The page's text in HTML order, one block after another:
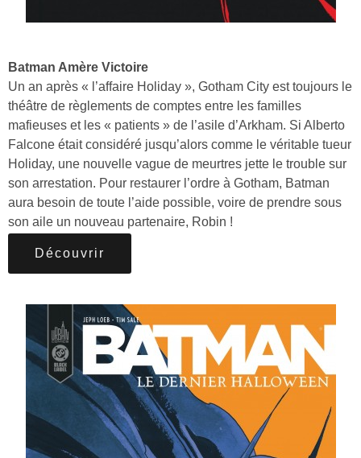
Batman Amère Victoire
Un an après « l’affaire Holiday », Gotham City est toujours le
théâtre de règlements de comptes entre les familles
mafieuses et les « patients » de l’asile d’Arkham. Si Alberto
Falcone était considéré jusqu’alors comme le véritable tueur
Holiday, une nouvelle vague de meurtres jette le trouble sur
son arrestation. Pour restaurer l’ordre à Gotham, Batman
aura besoin de toute l’aide possible, voire de prendre sous
son aile un nouveau partenaire, Robin !
Découvrir